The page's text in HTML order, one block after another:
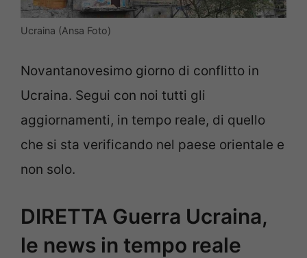
Ucraina (Ansa Foto)
Novantanovesimo giorno di conflitto in
Ucraina. Segui con noi tutti gli
aggiornamenti, in tempo reale, di quello
che si sta verificando nel paese orientale e
non solo.
DIRETTA Guerra Ucraina,
le news in tempo reale